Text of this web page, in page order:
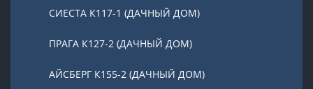
СИЕСТА К117-1 (ДАЧНЫЙ ДОМ)
ПРАГА К127-2 (ДАЧНЫЙ ДОМ)
АЙСБЕРГ К155-2 (ДАЧНЫЙ ДОМ)